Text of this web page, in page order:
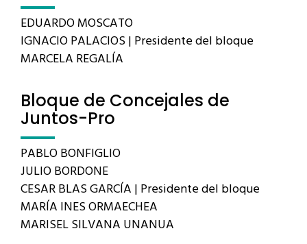
EDUARDO MOSCATO
IGNACIO PALACIOS | Presidente del bloque
MARCELA REGALÍA
Bloque de Concejales de
Juntos-Pro
PABLO BONFIGLIO
JULIO BORDONE
CESAR BLAS GARCÍA | Presidente del bloque
MARÍA INES ORMAECHEA
MARISEL SILVANA UNANUA